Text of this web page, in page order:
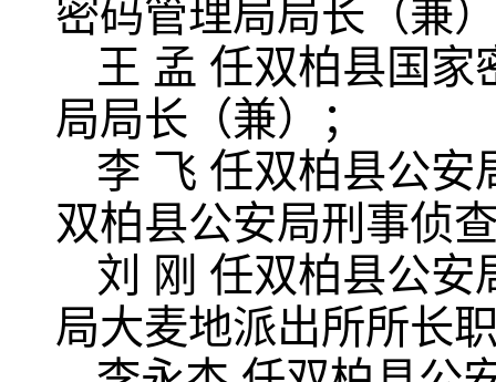
密码管理局局长（兼
王 孟 任双柏县国
局局长（兼）；
李 飞 任双柏县公安
双柏县公安局刑事侦
刘 刚 任双柏县公安
局大麦地派出所所长